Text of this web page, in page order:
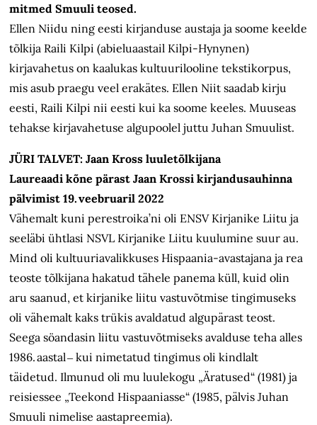
mitmed Smuuli teosed.
Ellen Niidu ning eesti kirjanduse austaja ja soome keelde
tõlkija Raili Kilpi (abieluaastail Kilpi-Hynynen)
kirjavahetus on kaalukas kultuurilooline tekstikorpus,
mis asub praegu veel erakätes. Ellen Niit saadab kirju
eesti, Raili Kilpi nii eesti kui ka soome keeles. Muuseas
tehakse kirjavahetuse algupoolel juttu Juhan Smuulist.
JÜRI TALVET: Jaan Kross luuletõlkijana
Laureaadi kõne pärast Jaan Krossi kirjandusauhinna
pälvimist 19. veebruaril 2022
Vähemalt kuni perestroika’ni oli ENSV Kirjanike Liitu ja
seeläbi ühtlasi NSVL Kirjanike Liitu kuulumine suur au.
Mind oli kultuuriavalikkuses Hispaania-avastajana ja rea
teoste tõlkijana hakatud tähele panema küll, kuid olin
aru saanud, et kirjanike liitu vastuvõtmise tingimuseks
oli vähemalt kaks trükis avaldatud algupärast teost.
Seega söandasin liitu vastuvõtmiseks avalduse teha alles
1986. aastal ‒ kui nimetatud tingimus oli kindlalt
täidetud. Ilmunud oli mu luulekogu „Äratused“ (1981) ja
reisiessee „Teekond Hispaaniasse“ (1985, pälvis Juhan
Smuuli nimelise aastapreemia).